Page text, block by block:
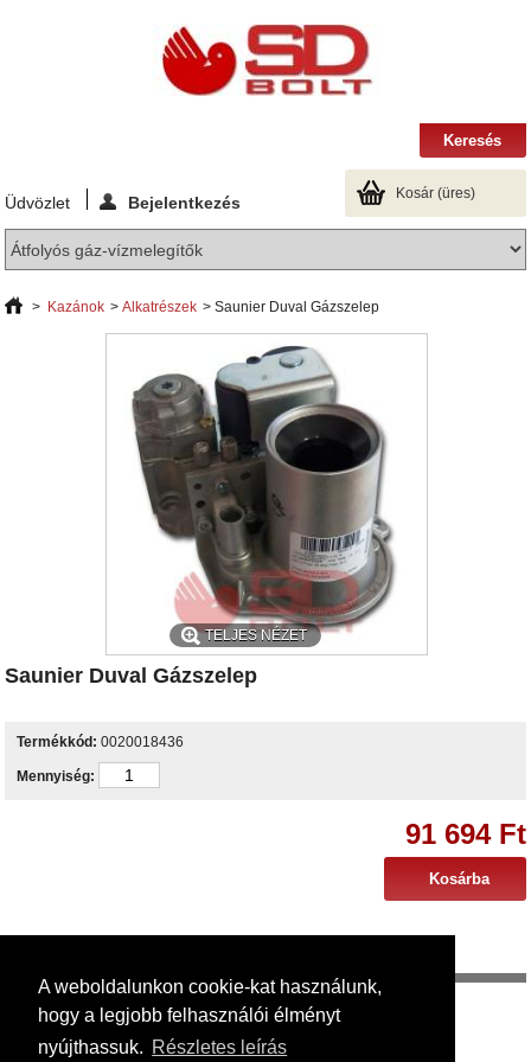
A weboldalunkon cookie-kat használunk,
hogy a legjobb felhasználói élményt
nyújthassuk. Részletes leírás
Kosár (üres)
Üdvözlet Bejelentkezés
> Kazánok > Alkatrészek > Saunier Duval Gázszelep
TELJES NÉZET
Saunier Duval Gázszelep
Termékkód: 0020018436
Mennyiség:
91 694 Ft
Az alábbi készülékekhez használható:
Thema Condens F AS 30
Thema Condens F 24 HN